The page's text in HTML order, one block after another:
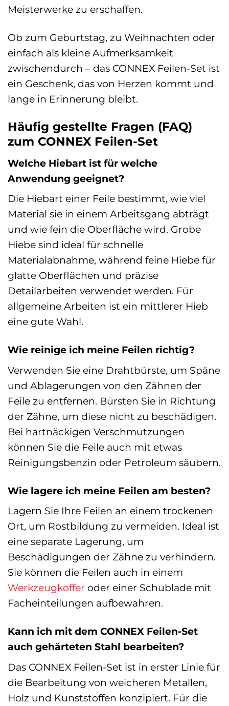
Meisterwerke zu erschaffen.
Ob zum Geburtstag, zu Weihnachten oder
einfach als kleine Aufmerksamkeit
zwischendurch – das CONNEX Feilen-Set ist
ein Geschenk, das von Herzen kommt und
lange in Erinnerung bleibt.
Häufig gestellte Fragen (FAQ)
zum CONNEX Feilen-Set
Welche Hiebart ist für welche
Anwendung geeignet?
Die Hiebart einer Feile bestimmt, wie viel
Material sie in einem Arbeitsgang abträgt
und wie fein die Oberfläche wird. Grobe
Hiebe sind ideal für schnelle
Materialabnahme, während feine Hiebe für
glatte Oberflächen und präzise
Detailarbeiten verwendet werden. Für
allgemeine Arbeiten ist ein mittlerer Hieb
eine gute Wahl.
Wie reinige ich meine Feilen richtig?
Verwenden Sie eine Drahtbürste, um Späne
und Ablagerungen von den Zähnen der
Feile zu entfernen. Bürsten Sie in Richtung
der Zähne, um diese nicht zu beschädigen.
Bei hartnäckigen Verschmutzungen
können Sie die Feile auch mit etwas
Reinigungsbenzin oder Petroleum säubern.
Wie lagere ich meine Feilen am besten?
Lagern Sie Ihre Feilen an einem trockenen
Ort, um Rostbildung zu vermeiden. Ideal ist
eine separate Lagerung, um
Beschädigungen der Zähne zu verhindern.
Sie können die Feilen auch in einem
Werkzeugkoffer oder einer Schublade mit
Facheinteilungen aufbewahren.
Kann ich mit dem CONNEX Feilen-Set
auch gehärteten Stahl bearbeiten?
Das CONNEX Feilen-Set ist in erster Linie für
die Bearbeitung von weicheren Metallen,
Holz und Kunststoffen konzipiert. Für die